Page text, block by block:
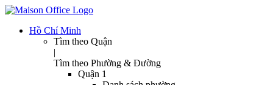
Hồ Chí Minh
Tìm theo Quận
|
Tìm theo Phường & Đường
Quận 1